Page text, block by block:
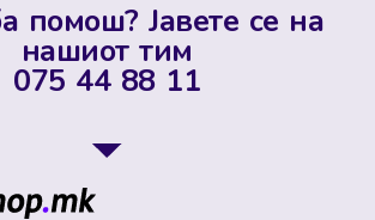
помош? Јавете се на
нашиот тим
075 44 88 11